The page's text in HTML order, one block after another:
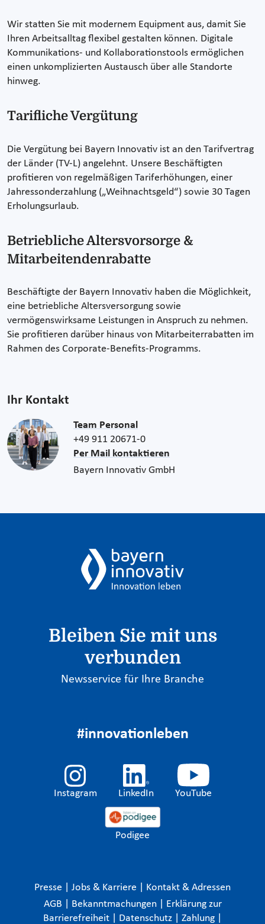
Wir statten Sie mit modernem Equipment aus, damit Sie
Ihren Arbeitsalltag flexibel gestalten können. Digitale
Kommunikations- und Kollaborationstools ermöglichen
einen unkomplizierten Austausch über alle Standorte
hinweg.
Tarifliche Vergütung
Die Vergütung bei Bayern Innovativ ist an den Tarifvertrag
der Länder (TV-L) angelehnt. Unsere Beschäftigten
profitieren von regelmäßigen Tariferhöhungen, einer
Jahressonderzahlung („Weihnachtsgeld“) sowie 30 Tagen
Erholungsurlaub.
Betriebliche Altersvorsorge &
Mitarbeitendenrabatte
Beschäftigte der Bayern Innovativ haben die Möglichkeit,
eine betriebliche Altersversorgung sowie
vermögenswirksame Leistungen in Anspruch zu nehmen.
Sie profitieren darüber hinaus von Mitarbeiterrabatten im
Rahmen des Corporate-Benefits-Programms.
Ihr Kontakt
Team Personal
+49 911 20671-0
Per Mail kontaktieren
Bayern Innovativ GmbH
Bleiben Sie mit uns
verbunden
Newsservice für Ihre Branche
#innovationleben
Instagram LinkedIn YouTube
Podigee
Presse Jobs & Karriere
Kontakt & Adressen
AGB
Bekanntmachungen
Erklärung zur
Barrierefreiheit
Datenschutz Zahlung